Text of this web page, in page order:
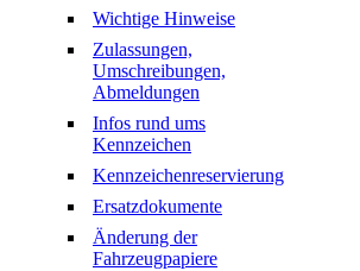
Wichtige Hinweise
Zulassungen,
Umschreibungen,
Abmeldungen
Infos rund ums
Kennzeichen
Kennzeichenreservierung
Ersatzdokumente
Änderung der
Fahrzeugpapiere